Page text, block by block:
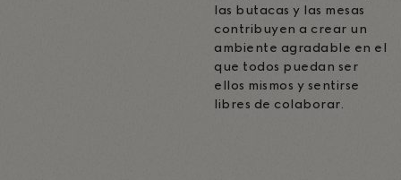
las butacas y las mesas
contribuyen a crear un
ambiente agradable en el
que todos puedan ser
ellos mismos y sentirse
libres de colaborar.